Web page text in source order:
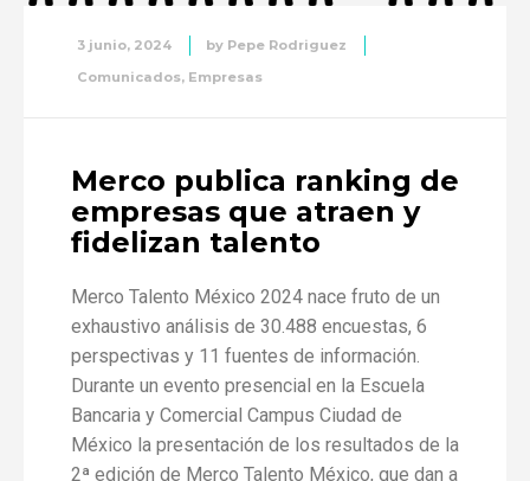
3 junio, 2024 by Pepe Rodriguez
Comunicados, Empresas
Merco publica ranking de
empresas que atraen y
fidelizan talento
Merco Talento México 2024 nace fruto de un
exhaustivo análisis de 30.488 encuestas, 6
perspectivas y 11 fuentes de información.
Durante un evento presencial en la Escuela
Bancaria y Comercial Campus Ciudad de
México la presentación de los resultados de la
2ª edición de Merco Talento México, que dan a